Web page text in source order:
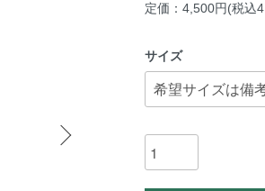
定価：4,500円(税込
サイズ